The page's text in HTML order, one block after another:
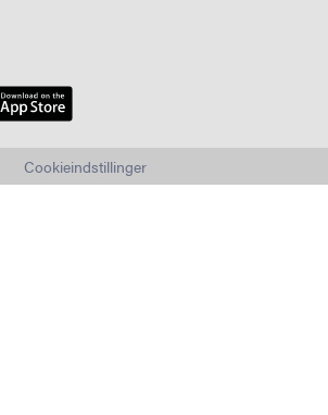
Cookieindstillinger